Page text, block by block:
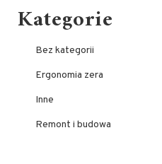
Kategorie
Bez kategorii
Ergonomia zera
Inne
Remont i budowa